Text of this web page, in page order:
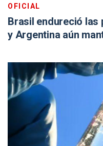
OFICIAL
Brasil endureció
y Argentina aún